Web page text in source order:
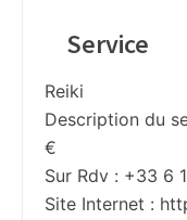
Service
Reiki
Description du
€
Sur Rdv : +33 6
Site Internet :